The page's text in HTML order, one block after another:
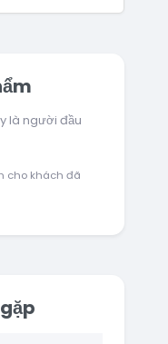
là người đầu
cho khách đã